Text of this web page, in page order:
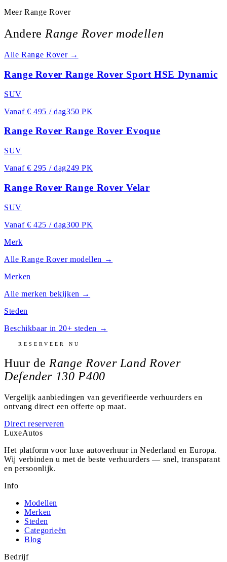
MeerRange Rover
AndereRange Rovermodellen
AlleRange Rover→
Range Rover Range Rover Sport HSE Dynamic
SUV
Vanaf € 495 / dag350 PK
Range Rover Range Rover Evoque
SUV
Vanaf € 295 / dag249 PK
Range Rover Range Rover Velar
SUV
Vanaf € 425 / dag300 PK
Merk
AlleRange Rovermodellen →
Merken
Alle merken bekijken →
Steden
Beschikbaar in 20+ steden →
RESERVEER NU
Huur deRange Rover Land Rover
Defender 130 P400
Vergelijk aanbiedingen van geverifieerde verhuurders en
ontvang direct een offerte op maat.
Direct reserveren
LuxeAutos
Het platform voor luxe autoverhuur in Nederland en Europa.
Wij verbinden u met de beste verhuurders — snel, transparant
en persoonlijk.
Info
Modellen
Merken
Steden
Categorieën
Blog
Bedrijf